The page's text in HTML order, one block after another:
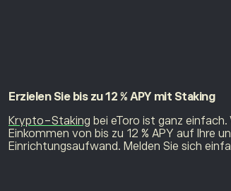
Erzielen Sie bis zu12 % APY mit Staking
Krypto-Staking bei eToro ist ganz
Einkommen von bis zu 12 % APY auf
Einrichtungsaufwand. Melden Sie sich